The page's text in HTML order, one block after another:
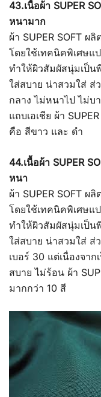
43.เนื้อผ้า SUPER
หนามาก
ผ้า SUPER SOFT ผ
โดยใช้เทคนิคพิเศษแ
ทำให้ผิวสัมผัสนุ่มเป็
ใส่สบาย น่าสวมใส่ ส่
กลาง ไม่หนาไป ไม่บ
แถบเอเชีย ผ้า
คือ สีขาว และ ดำ
44.เนื้อผ้า SUPER
หนา
ผ้า SUPER SOFT ผ
โดยใช้เทคนิคพิเศษแ
ทำให้ผิวสัมผัสนุ่มเป็
ใส่สบาย น่าสวมใส่ ส่
เบอร์ 30 แต่เนื่องจา
สบาย ไม่ร้อน ผ้า
มากกว่า 10 สี